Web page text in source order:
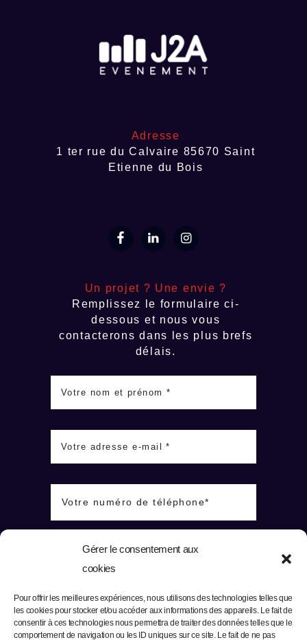
Gérer le consentement aux
cookies
Pour offrir les meilleures expériences, nous utilisons des technologies telles que
les cookies pour stocker et/ou accéder aux informations des appareils. Le fait de
consentir à ces technologies nous permettra de traiter des données telles que le
comportement de navigation ou les ID uniques sur ce site. Le fait de ne pas
Adresse
1 ter rue du Calvaire 85670 Saint
Etienne du Bois
Un projet ? Une envie ?
Remplissez le formulaire ci-
dessous et nous vous
contacterons dans les plus brefs
délais.